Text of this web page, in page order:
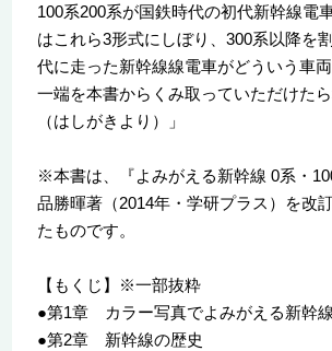
100系200系が国鉄時代の初代新幹線電
はこれら3形式にしぼり、300系以降を
代に走った新幹線線電車がどういう車
一端を本書からくみ取っていただけたら
（はしがきより）」
※本書は、『よみがえる新幹線 0系・
品勝暉著（2014年・学研プラス）を改
たものです。
【もくじ】※一部抜粋
●第1章 カラー写真でよみがえる新幹線
●第2章 新幹線の歴史